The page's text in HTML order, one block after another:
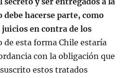
debe hacerse parte, como
en contra de los
de esta forma Chile estaría
con la obligación que
estos tratados